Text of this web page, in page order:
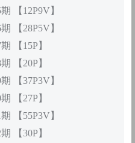
【12P9V】
【28P5V】
【15P】
【20P】
【37P3V】
【27P】
【55P3V】
【30P】